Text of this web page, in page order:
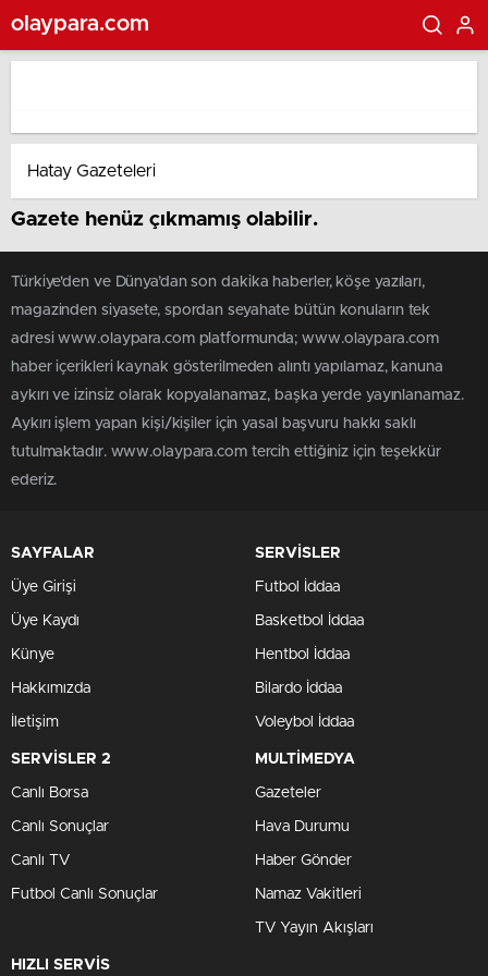
olaypara.com
Gazete henüz çıkmamış olabilir.
Türkiye'den ve Dünya’dan son dakika haberler, köşe yazıları,
magazinden siyasete, spordan seyahate bütün konuların tek
adresi www.olaypara.com platformunda; www.olaypara.com
haber içerikleri kaynak gösterilmeden alıntı yapılamaz, kanuna
aykırı ve izinsiz olarak kopyalanamaz, başka yerde yayınlanamaz.
Aykırı işlem yapan kişi/kişiler için yasal başvuru hakkı saklı
tutulmaktadır. www.olaypara.com tercih ettiğiniz için teşekkür
ederiz.
SAYFALAR
Üye Girişi
Üye Kaydı
Künye
Hakkımızda
İletişim
SERVİSLER
Futbol İddaa
Basketbol İddaa
Hentbol İddaa
Bilardo İddaa
Voleybol İddaa
SERVİSLER 2
Canlı Borsa
Canlı Sonuçlar
Canlı TV
Futbol Canlı Sonuçlar
MULTİMEDYA
Gazeteler
Hava Durumu
Haber Gönder
Namaz Vakitleri
TV Yayın Akışları
HIZLI SERVİS